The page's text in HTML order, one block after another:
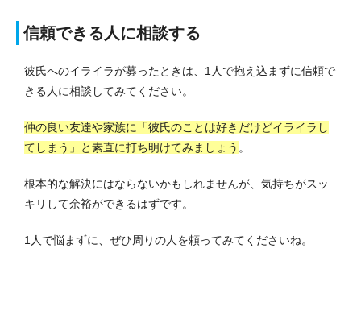
信頼できる人に相談する
彼氏へのイライラが募ったときは、1人で抱え込まずに信頼で
きる人に相談してみてください。
仲の良い友達や家族に「彼氏のことは好きだけどイライラし
てしまう」と素直に打ち明けてみましょう 。
根本的な解決にはならないかもしれませんが、気持ちがスッ
キリして余裕ができるはずです。
1人で悩まずに、ぜひ周りの人を頼ってみてくださいね。